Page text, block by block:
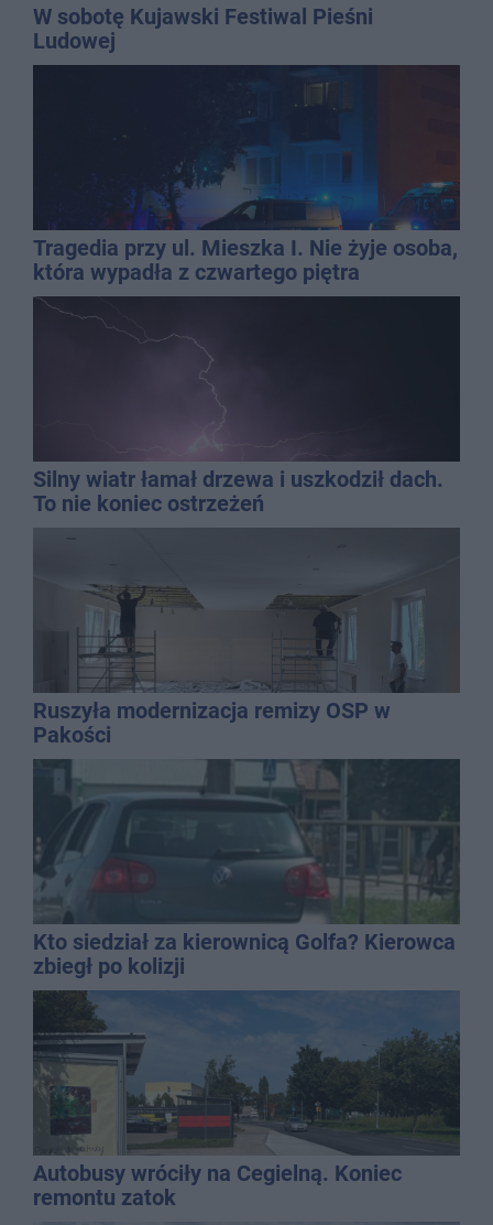
W sobotę Kujawski Festiwal Pieśni
Ludowej
Tragedia przy ul. Mieszka I. Nie żyje osoba,
która wypadła z czwartego piętra
Silny wiatr łamał drzewa i uszkodził dach.
To nie koniec ostrzeżeń
Ruszyła modernizacja remizy OSP w
Pakości
Kto siedział za kierownicą Golfa? Kierowca
zbiegł po kolizji
Autobusy wróciły na Cegielną. Koniec
remontu zatok